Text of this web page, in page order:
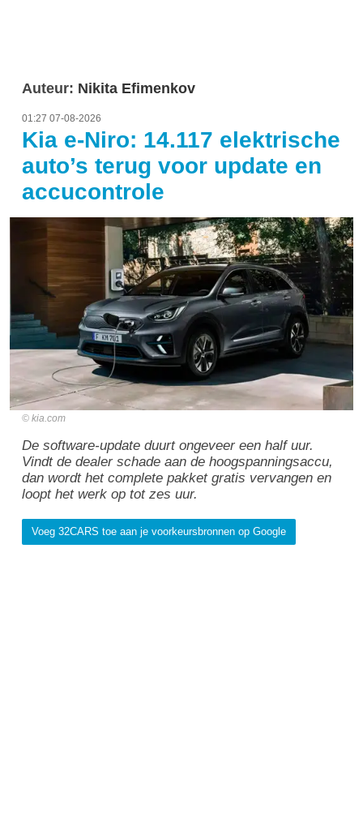
Auteur: Nikita Efimenkov
01:27 07-08-2026
Kia e-Niro: 14.117 elektrische
auto’s terug voor update en
accucontrole
kia.com
De software-update duurt ongeveer een half uur.
Vindt de dealer schade aan de hoogspanningsaccu,
dan wordt het complete pakket gratis vervangen en
loopt het werk op tot zes uur.
Voeg 32CARS toe aan je voorkeursbronnen op Google